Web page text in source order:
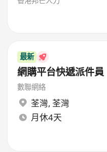
最新
網購平台快遞派件員
數聯網絡
荃灣, 荃灣
月休4天